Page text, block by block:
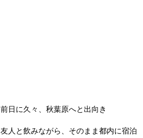
前日に久々、秋葉原へと出向き
友人と飲みながら、そのまま都内に宿泊